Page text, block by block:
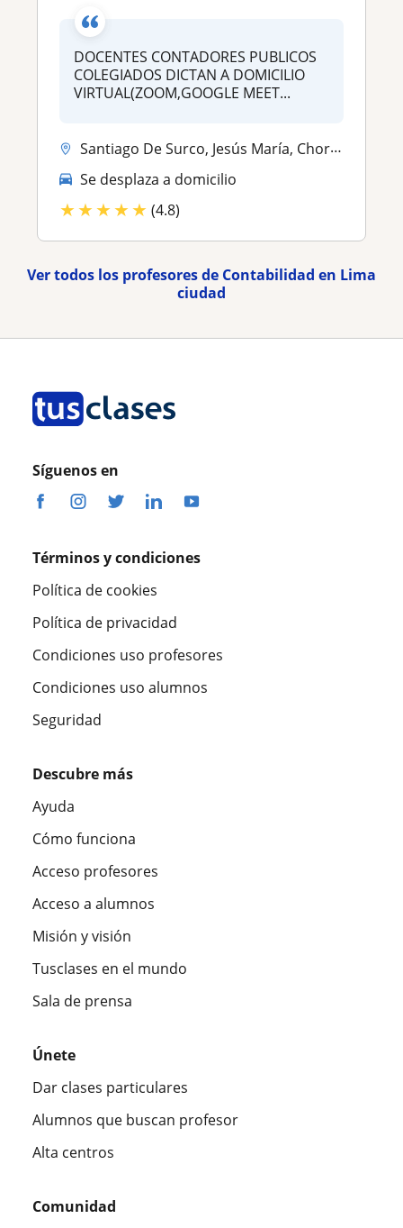
DOCENTES CONTADORES PUBLICOS
COLEGIADOS DICTAN A DOMICILIO
VIRTUAL(ZOOM,GOOGLE MEET...
Santiago De Surco, Jesús María, Chorrillos, San Borja, Breña, Surquill...
Se desplaza a domicilio
★★★★★ (4.8)
Ver todos los profesores de Contabilidad en Lima
ciudad
Síguenos en
Términos y condiciones
Política de cookies
Política de privacidad
Condiciones uso profesores
Condiciones uso alumnos
Seguridad
Descubre más
Ayuda
Cómo funciona
Acceso profesores
Acceso a alumnos
Misión y visión
Tusclases en el mundo
Sala de prensa
Únete
Dar clases particulares
Alumnos que buscan profesor
Alta centros
Comunidad